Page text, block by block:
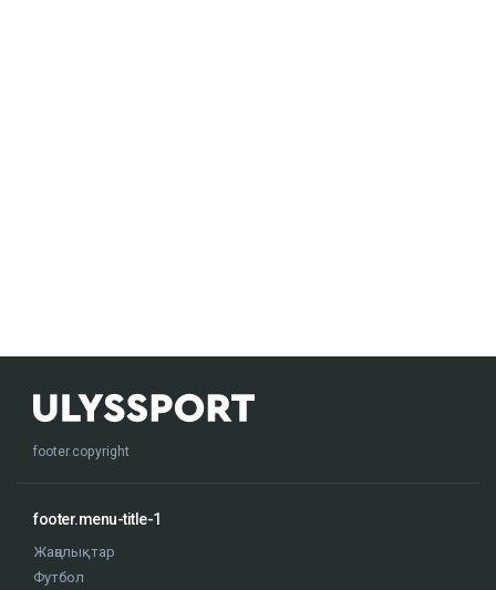
footer.copyright
footer.menu-title-1
Жаңалықтар
Футбол